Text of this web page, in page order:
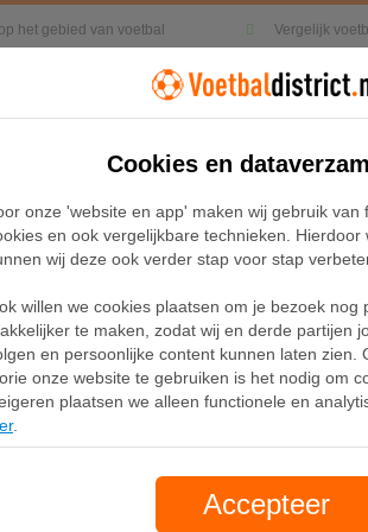
het gebied van voetbal Vergelijk
2026/27 Stadium Thuis Nike
Paris Saint-
Nike Dri-FIT
dames - Blauw
Cookies en
onze 'website en app' maken wij gebruik van
en ook vergelijkbare technieken. Hierdoor
wij deze ook verder stap voor stap
willen we cookies plaatsen om je bezoek nog
te maken, zodat wij en derde partijen
en persoonlijke content kunnen laten zien.
onze website te gebruiken is het nodig om
plaatsen we alleen functionele en
.
Accepteer